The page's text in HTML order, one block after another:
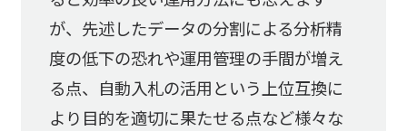
が、先述したデータの分割による分析精
度の低下の恐れや運用管理の手間が増え
る点、自動入札の活用という上位互換に
より目的を適切に果たせる点など様々な